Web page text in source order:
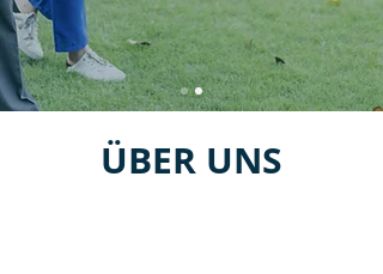
ÜBER UNS